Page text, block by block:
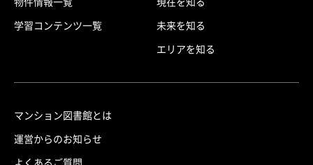
学習コンテンツ一覧
未来を知る
エリアを知る
マンション図書館とは
運営からのお知らせ